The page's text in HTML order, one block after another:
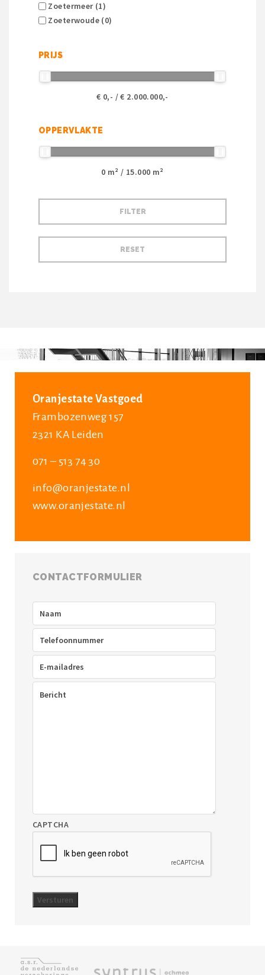
Zoetermeer (1)
Zoeterwoude (0)
PRIJS
€ 0,- / € 2.000.000,-
OPPERVLAKTE
0 m² / 15.000 m²
Oranjestate Vastgoed
Frambozenweg 157
2321 KA Leiden
071 – 513 74 30
info@oranjestate.nl
www.oranjestate.nl
CONTACTFORMULIER
Telefoon
mailadres(Vereist)
CAPTCHA